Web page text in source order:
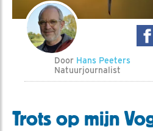
Door Hans Peeters
Natuurjournalist
Trots op mijn